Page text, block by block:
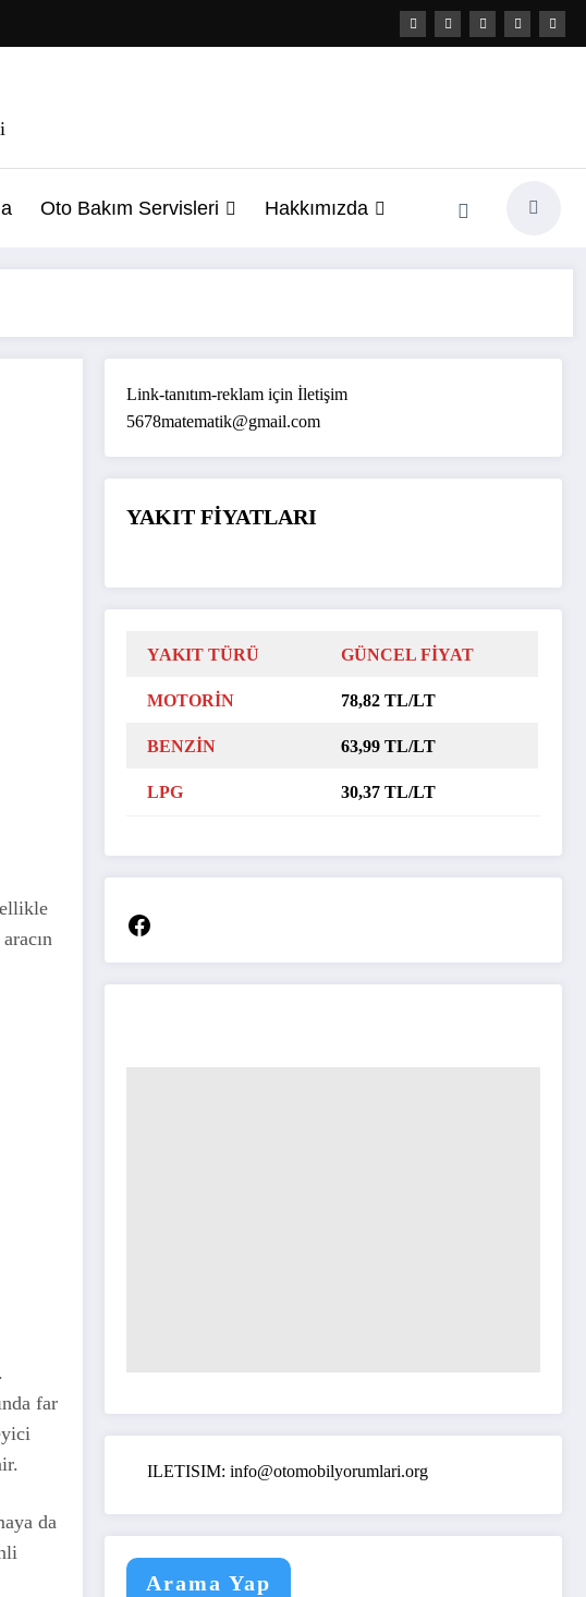
Oto Bakım Servisleri Hakkımızda
far
da
Link-tanıtım-reklam için İletişim
5678matematik@gmail.com
YAKIT FİYATLARI
YAKIT TÜRÜ GÜNCEL FİYAT
MOTORİN 78,82 TL/LT
BENZİN 63,99 TL/LT
LPG 30,37 TL/LT
Facebook
ILETISIM: info@otomobilyorumlari.org
Arama Yap